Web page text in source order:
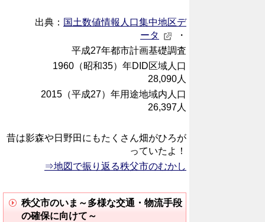
出典： 国土数値情報人口集中地区デ
ータ
・
平成27年都市計画基礎調査
1960（昭和35）年DID区域人口
28,090人
2015（平成27）年用途地域内人口
26,397人
昔は影森や日野田にもたくさん畑がひろが
っていたよ！
⇒地図で振り返る秩父市のむかし
秩父市のいま～多様な交通・物流手段
の確保に向けて～